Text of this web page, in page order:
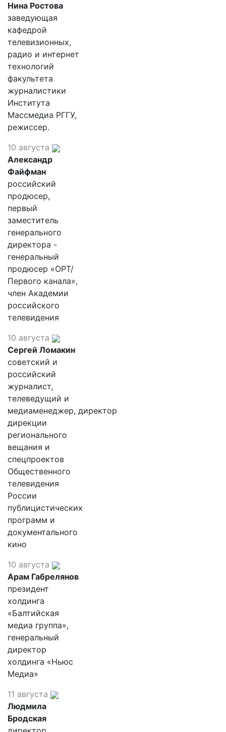
Нина Ростова
заведующая
кафедрой
телевизионных,
радио и интернет
технологий
факультета
журналистики
Института
Массмедиа РГГУ,
режиссер.
10 августа
Александр
Файфман
российский
продюсер,
первый
заместитель
генерального
директора -
генеральный
продюсер «ОРТ/
Первого канала»,
член Академии
российского
телевидения
10 августа
Сергей Ломакин
советский и
российский
журналист,
телеведущий и
медиаменеджер, директор
дирекции
регионального
вещания и
спецпроектов
Общественного
телевидения
России
публицистических
программ и
документального
кино
10 августа
Арам Габрелянов
президент
холдинга
«Балтийская
медиа группа»,
генеральный
директор
холдинга «Ньюс
Медиа»
11 августа
Людмила
Бродская